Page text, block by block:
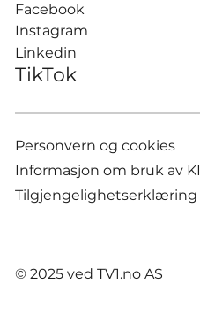
Facebook
Instagram
Linkedin
TikTok
Personvern og cookies
Informasjon om bruk av KI
Tilgjengelighetserklæring
© 2025 ved TV1.no AS